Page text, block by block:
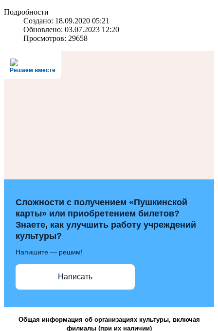
Подробности
Создано: 18.09.2020 05:21
Обновлено: 03.07.2023 12:20
Просмотров: 29658
Решаем вместе
Сложности с получением «Пушкинской
карты» или приобретением билетов?
Знаете, как улучшить работу учреждений
культуры?
Напишите — решим!
Написать
Общая информация об организациях культуры, включая
филиалы (при их наличии)